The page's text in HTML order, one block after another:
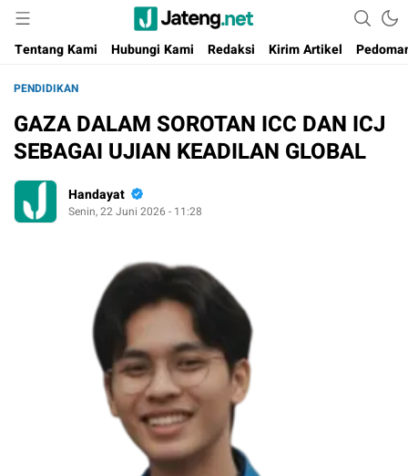
Jateng.net
Portal Media Anak Muda Jawa Tengah
Tentang Kami
Hubungi Kami Redaksi Kirim Artikel
PENDIDIKAN
GAZA DALAM SOROTAN ICC DAN ICJ
SEBAGAI UJIAN KEADILAN GLOBAL
Handayat
Senin, 22 Juni 2026 - 11:28